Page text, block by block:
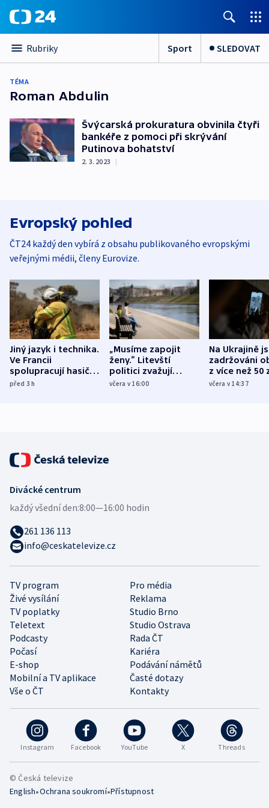
Rubriky Sport SLEDOVAT
TÉMA
Roman Abdulin
Švýcarská prokuratura obvinila čtyři
bankéře z pomoci při skrývání
Putinova bohatství
2. 3. 2023 |
Evropský pohled
ČT24 každý den vybírá z obsahu publikovaného evropskými
veřejnými médii, členy Eurovize.
Jiný jazyk i technika.
Ve Francii
spolupracují hasiči z
různých zemí
před 3h
„Musíme zapojit
ženy.“ Litevští
politici zvažují
dohodu o
včera v 16:00
Na Ukrajině
zadržováni
z více než 50
Bojovali na
včera v 14:37
Instagram Facebook YouTube X Threads
TV program
Pro média
Živé vysílání
Reklama
TV poplatky
Studio Brno
Teletext
Studio Ostrava
Podcasty
Rada ČT
Počasí
Kariéra
E-shop
Podávání námětů
Mobilní a TV aplikace
Časté dotazy
Vše o ČT
Kontakty
Divácké centrum
každý všední den:8:00—16:00 hodin
261 136 113
info@ceskatelevize.cz
© Česká televize
English•Ochrana soukromí•Přístupnost